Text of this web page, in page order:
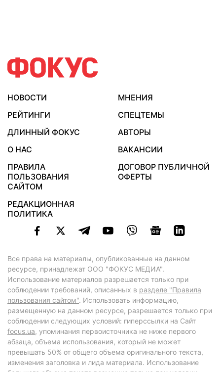
НОВОСТИ
МНЕНИЯ
РЕЙТИНГИ
СПЕЦТЕМЫ
ДЛИННЫЙ ФОКУС
АВТОРЫ
О НАС
ВАКАНСИИ
ПРАВИЛА
ПОЛЬЗОВАНИЯ
САЙТОМ
ДОГОВОР ПУБЛИЧНОЙ
ОФЕРТЫ
РЕДАКЦИОННАЯ
ПОЛИТИКА
Все права на материалы, опубликованные на данном
ресурсе, принадлежат ООО "ФОКУС МЕДИА".
Использование материалов разрешается только при
соблюдении требований, описанных в разделе "Правила
пользования сайтом". Использовать информацию,
размещенную на данном ресурсе, разрешается только при
соблюдении следующих условий: гиперссылки на Сайт
focus.ua, упоминания первоисточника не ниже первого
абзаца, объема использования, который не может
превышать 50% от общего объема оригинального текста,
изменения заголовка и лида материала. Использование